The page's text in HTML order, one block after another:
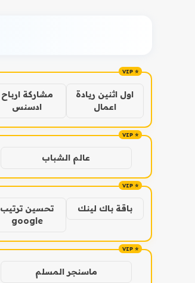
اول اثنين ريادة
اعمال
مشاركة ارباح
ادسنس
عالم الشباب
باقة باك لينك
تحسين ترتيب
google
ماسنجر المسلم